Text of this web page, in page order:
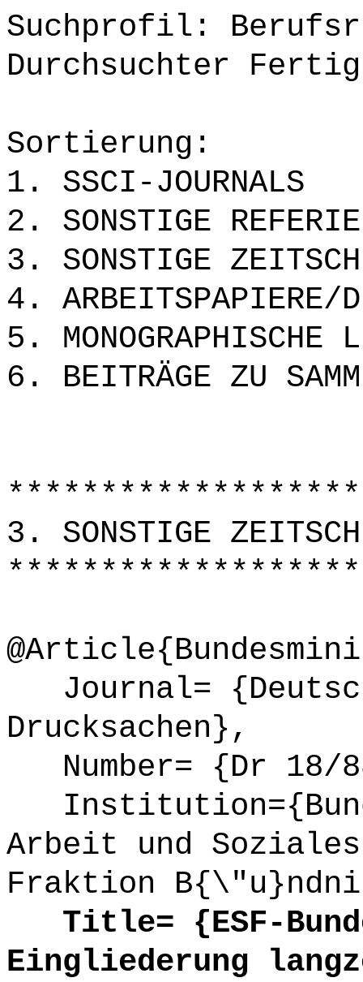
Suchprofil:
Durchsuchter
Sortierung:
1. SSCI-JOURNALS
2. SONSTIGE
3. SONSTIGE
4. ARBEITSPAPIERE/
5. MONOGRAPHISCHE
6. BEITRÄGE ZU
3. SONSTIGE
Journal=
Drucksachen},
Number= {Dr 18/
Arbeit und
Fraktion
Title= {ESF-
Eingliederung